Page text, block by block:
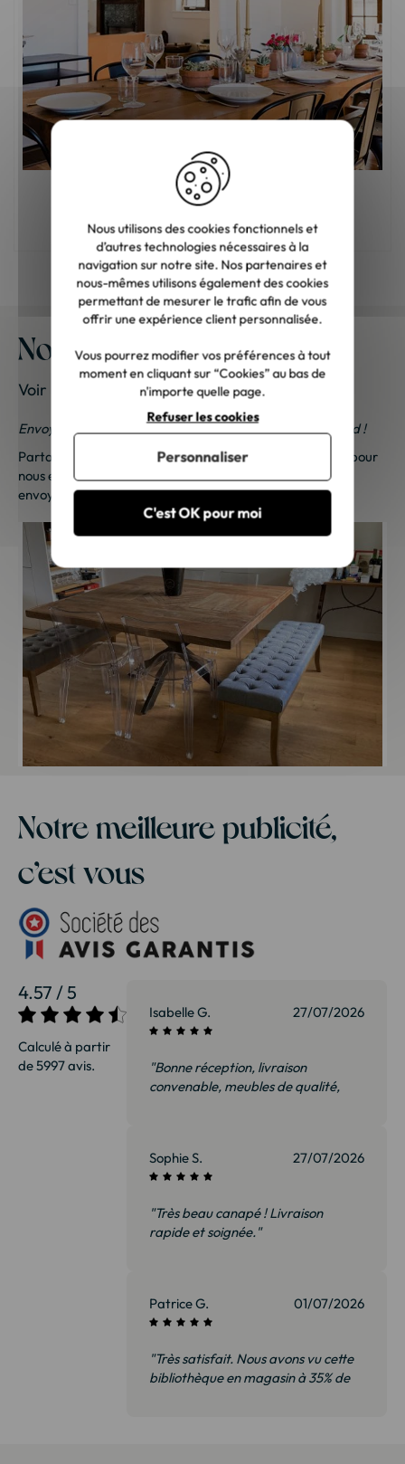
Comment aménager sa salle à manger ?
Nos meubles chez vous
Voir les photos de nos clients
Envoyez-nous vos photos ; une petite surprise vous attend !
Partagez vos photos et recevez une surprise !
pour
nous envoyer vos photos. Une petite attention vous sera
envoyée sous 48h à 72h ouvrées. Merci de votre fidélité !
Notre meilleure publicité,
c’est vous
4.57 / 5
Calculé à partir
de 5997 avis.
Isabelle G. 27/07/2026
"Bonne réception, livraison
convenable, meubles de qualité,
Sophie S.
27/07/2026
"Très beau canapé ! Livraison
rapide et soignée."
Patrice G. 01/07/2026
"Très satisfait. Nous avons vu cette
bibliothèque en magasin à 35% de
Nous utilisons des cookies fonctionnels et
d’autres technologies nécessaires à la
navigation sur notre site. Nos partenaires et
nous-mêmes utilisons également des cookies
permettant de mesurer le trafic afin de vous
offrir une expérience client personnalisée.
Vous pourrez modifier vos préférences à tout
moment en cliquant sur “Cookies” au bas de
n'importe quelle page.
C'est OK pour moi
Refuser les cookies
Personnaliser